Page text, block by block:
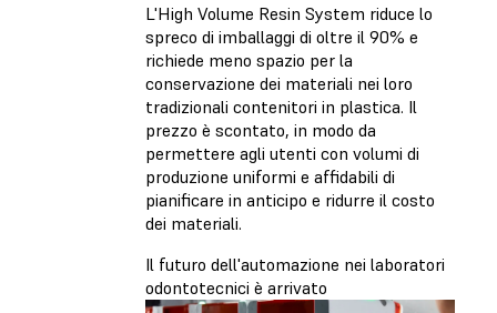
L'High Volume Resin System riduce lo
spreco di imballaggi di oltre il 90% e
richiede meno spazio per la
conservazione dei materiali nei loro
tradizionali contenitori in plastica. Il
prezzo è scontato, in modo da
permettere agli utenti con volumi di
produzione uniformi e affidabili di
pianificare in anticipo e ridurre il costo
dei materiali.
Il futuro dell'automazione nei laboratori
odontotecnici è arrivato